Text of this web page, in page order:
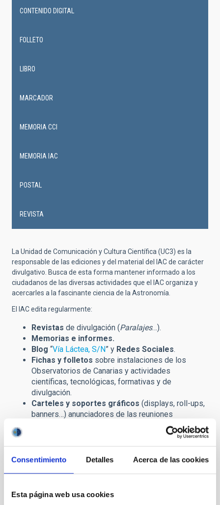
Consentimiento Detalles Acerca de las cookies
Esta página web usa cookies
La Unidad de Comunicación y Cultura Científica (UC3) es la
responsable de las ediciones y del material del IAC de carácter
divulgativo. Busca de esta forma mantener informado a los
ciudadanos de las diversas actividades que el IAC organiza y
acercarles a la fascinante ciencia de la Astronomía.
El IAC edita regularmente:
Revistas de divulgación (Paralajes…).
Memorias e informes.
Blog “Vía Láctea, S/N” y Redes Sociales.
Fichas y folletos sobre instalaciones de los
Observatorios de Canarias y actividades
científicas, tecnológicas, formativas y de
divulgación.
Carteles y soportes gráficos (displays, roll-ups,
banners…) anunciadores de las reuniones
científicas (congresos, escuelas de invierno…) y
Impresiones deimágenes astronómicas y de
instalaciones.
Vídeos.
CONTENIDO DIGITAL
FOLLETO
LIBRO
MARCADOR
MEMORIA CCI
MEMORIA IAC
POSTAL
REVISTA